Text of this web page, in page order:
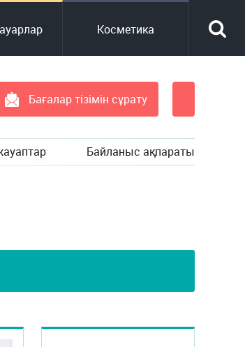
Косметика
Бағалар тізімін сұрату
Байланыс ақпараты